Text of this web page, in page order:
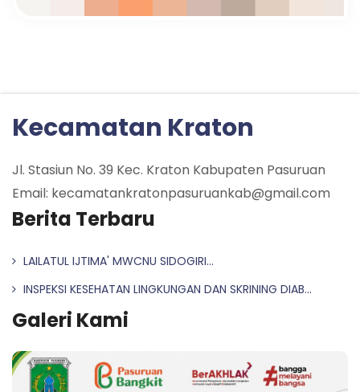
Kecamatan Kraton
Jl. Stasiun No. 39 Kec. Kraton Kabupaten Pasuruan
Email: kecamatankratonpasuruankab@gmail.com
Berita Terbaru
LAILATUL IJTIMA' MWCNU SIDOGIRI...
INSPEKSI KESEHATAN LINGKUNGAN DAN SKRINING DIAB...
Galeri Kami